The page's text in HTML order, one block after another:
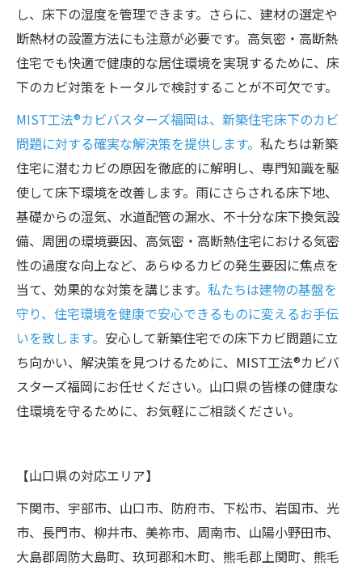
し、床下の湿度を管理できます。さらに、建材の選定や
断熱材の設置方法にも注意が必要です。高気密・高断熱
住宅でも快適で健康的な居住環境を実現するために、床
下のカビ対策をトータルで検討することが不可欠です。
MIST工法®カビバスターズ福岡は、新築住宅床下のカビ
問題に対する確実な解決策を提供します。 私たちは新築
住宅に潜むカビの原因を徹底的に解明し、専門知識を駆
使して床下環境を改善します。雨にさらされる床下地、
基礎からの湿気、水道配管の漏水、不十分な床下換気設
備、周囲の環境要因、高気密・高断熱住宅における気密
性の過度な向上など、あらゆるカビの発生要因に焦点を
当て、効果的な対策を講じます。 私たちは建物の基盤を
守り、住宅環境を健康で安心できるものに変えるお手伝
いを致します。 安心して新築住宅での床下カビ問題に立
ち向かい、解決策を見つけるために、MIST工法®カビバ
スターズ福岡にお任せください。山口県の皆様の健康な
住環境を守るために、お気軽にご相談ください。
【山口県の対応エリア】
下関市、宇部市、山口市、防府市、下松市、岩国市、光
市、長門市、柳井市、美祢市、周南市、山陽小野田市、
大島郡周防大島町、玖珂郡和木町、熊毛郡上関町、熊毛